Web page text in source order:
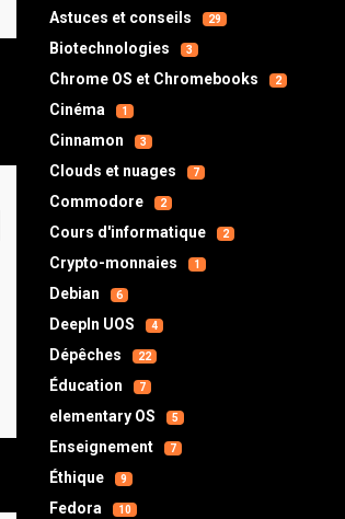
Astuces et conseils 29
Biotechnologies 3
Chrome OS et Chromebooks 2
Cinéma 1
Cinnamon 3
Clouds et nuages 7
Commodore 2
Cours d'informatique 2
Crypto-monnaies 1
Debian 6
DeepIn UOS 4
Dépêches 22
Éducation 7
elementary OS 5
Enseignement 7
Éthique 9
Fedora 10